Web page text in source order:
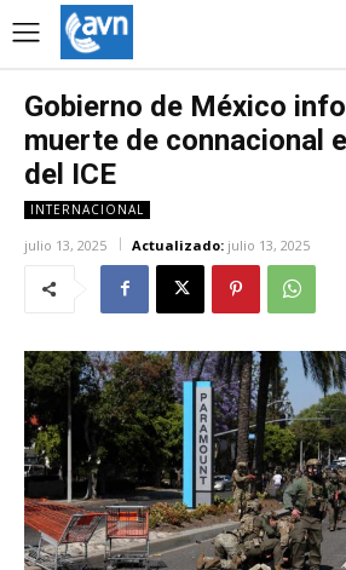
Gobierno de México
muerte de connacional
del ICE
INTERNACIONAL
julio 13, 2025 Actualizado: julio 13, 2025